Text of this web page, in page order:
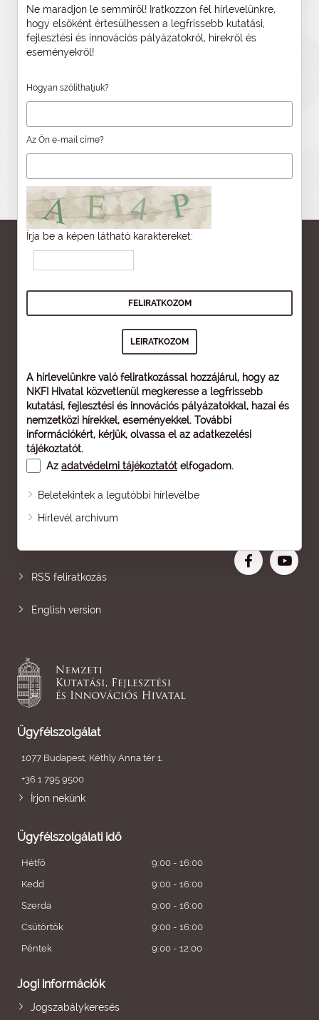
Ne maradjon le semmiről! Iratkozzon fel hírlevelünkre,
hogy elsőként értesülhessen a legfrissebb kutatási,
fejlesztési és innovációs pályázatokról, hírekről és
eseményekről!
Hogyan szólíthatjuk?
Az Ön e-mail címe?
Írja be a képen látható karaktereket:
A hírlevelünkre való feliratkozással hozzájárul, hogy az
NKFI Hivatal közvetlenül megkeresse a legfrissebb
kutatási, fejlesztési és innovációs pályázatokkal, hazai és
nemzetközi hírekkel, eseményekkel. További
információkért, kérjük, olvassa el az adatkezelési
tájékoztatót.
Az adatvédelmi tájékoztatót elfogadom.
Beletekintek a legutóbbi hírlevélbe
Hírlevél archívum
Oldaltérkép
RSS feliratkozás
English version
Ügyfélszolgálat
1077 Budapest, Kéthly Anna tér 1.
+36 1 795 9500
Írjon nekünk
Ügyfélszolgálati idő
Hétfő
9:00 - 16:00
Kedd
9:00 - 16:00
Szerda
9:00 - 16:00
Csütörtök
9:00 - 16:00
Péntek
9:00 - 12:00
Jogi információk
Jogszabálykeresés